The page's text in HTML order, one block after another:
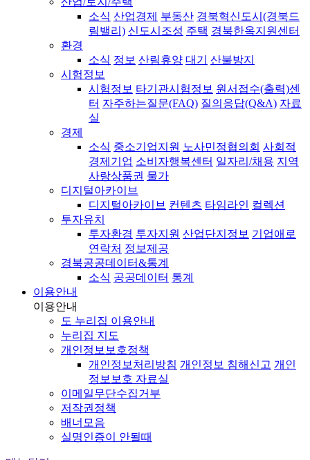
소식 산업경제 부동산 경북혁신도시(경북드
림밸리) 신도시조성 주택 경북한옥지원센터
환경
소식 정보 산림휴양 대기
산불방지
시험정보
시험정보 타기관시험정보 원서접수(출력)센
터 자주하는질문(FAQ) 질의응답(Q&A) 자료
실
경제
소식 중소기업지원 노사민정협의회 사회적
경제기업 소비자행복센터 일자리/채용 지역
사랑상품권 물가
디지털아카이브
디지털아카이브 컨텐츠 타임라인 컬렉션
투자유치
투자환경 투자지원 산업단지정보 기업애로
연락처 정보제공
경북공공데이터&통계
소식 공공데이터 통계
이용안내
이용안내
도 누리집 이용안내
누리집 지도
개인정보보호정책
개인정보처리방침 개인정보 침해신고 개인
정보보호 자료실
이메일무단수집거부
저작권정책
배너모음
실명인증이 안될때